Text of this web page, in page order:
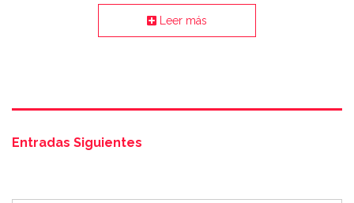
Leer más
Entradas Siguientes